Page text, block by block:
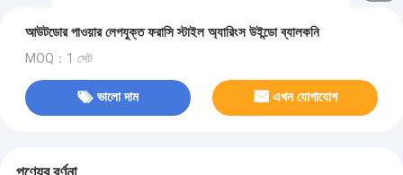
আউটডোর পাওয়ার লেপযুক্ত ফরাসি স্টাইল অ্যারিংস উইন্ডো ব্যালকনি
MOQ：1 সেট
ভালো দাম এখন যোগাযোগ